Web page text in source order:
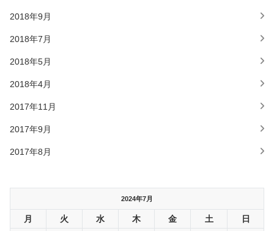
2018年9月
2018年7月
2018年5月
2018年4月
2017年11月
2017年9月
2017年8月
2024年7月
月 火 水 木 金 土 日